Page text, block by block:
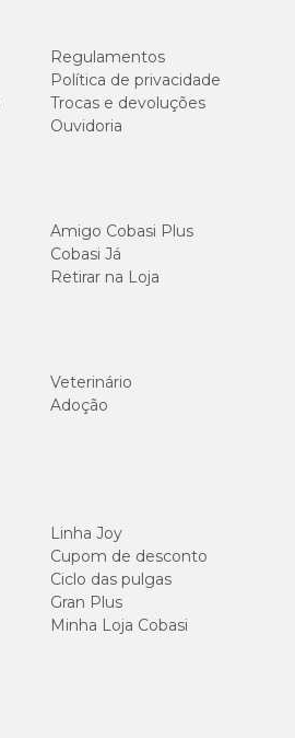
Regulamentos
Política de privacidade
Trocas e devoluções
Ouvidoria
Amigo Cobasi Plus
Cobasi Já
Retirar na Loja
Veterinário
Adoção
Linha Joy
Cupom de desconto
Ciclo das pulgas
Gran Plus
Minha Loja Cobasi